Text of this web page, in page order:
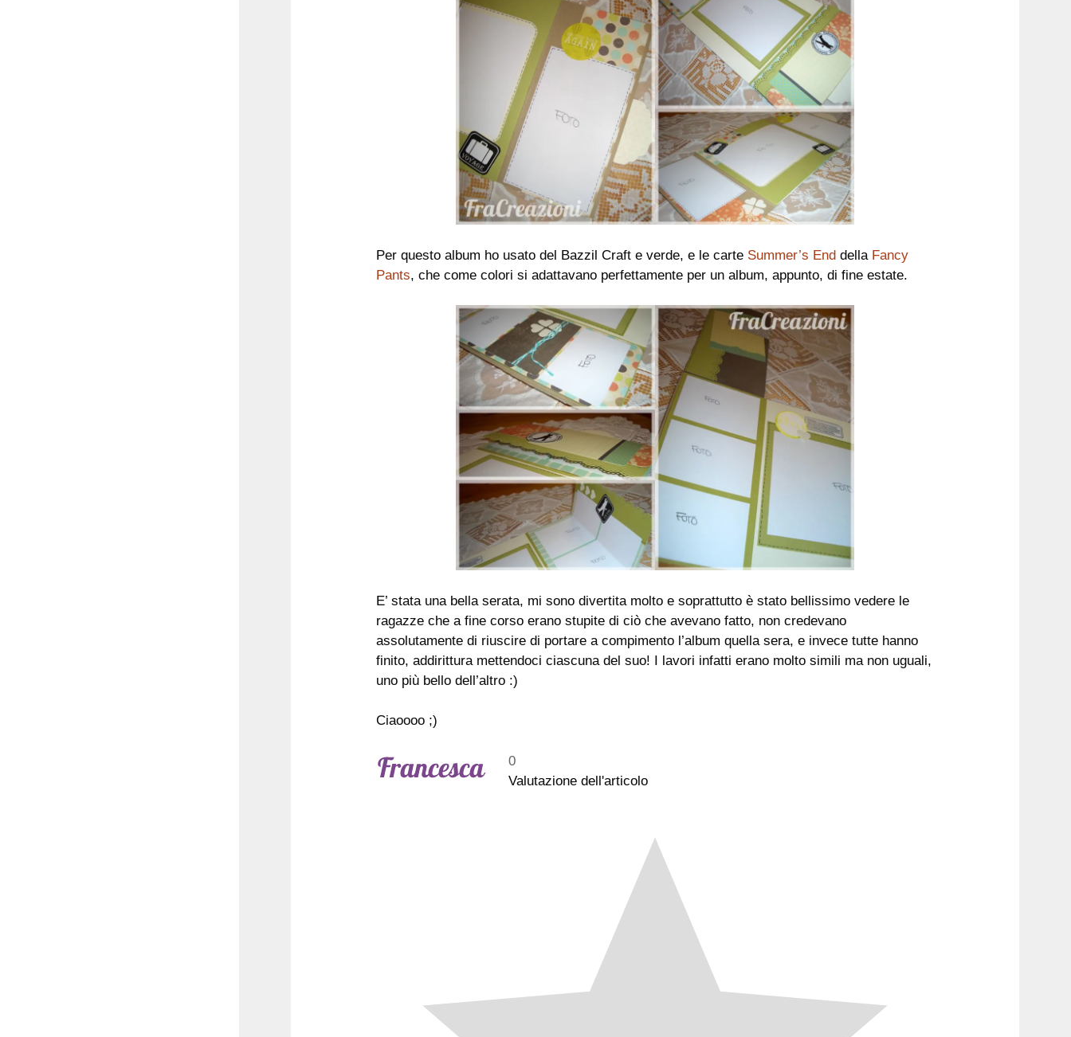
Per questo album ho usato del Bazzil Craft e verde, e le carte Summer’s End della Fancy
Pants, che come colori si adattavano perfettamente per un album, appunto, di fine estate.
E’ stata una bella serata, mi sono divertita molto e soprattutto è stato bellissimo vedere le
ragazze che a fine corso erano stupite di ciò che avevano fatto, non credevano
assolutamente di riuscire di portare a compimento l’album quella sera, e invece tutte hanno
finito, addirittura mettendoci ciascuna del suo! I lavori infatti erano molto simili ma non uguali,
uno più bello dell’altro :)
Ciaoooo ;)
0
Valutazione dell'articolo